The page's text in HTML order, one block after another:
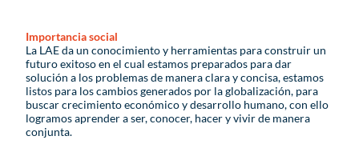
Importancia social
La LAE da un conocimiento y herramientas para construir un
futuro exitoso en el cual estamos preparados para dar
solución a los problemas de manera clara y concisa, estamos
listos para los cambios generados por la globalización, para
buscar crecimiento económico y desarrollo humano, con ello
logramos aprender a ser, conocer, hacer y vivir de manera
conjunta.